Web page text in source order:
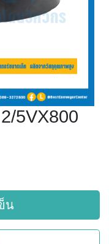
5VX800
น